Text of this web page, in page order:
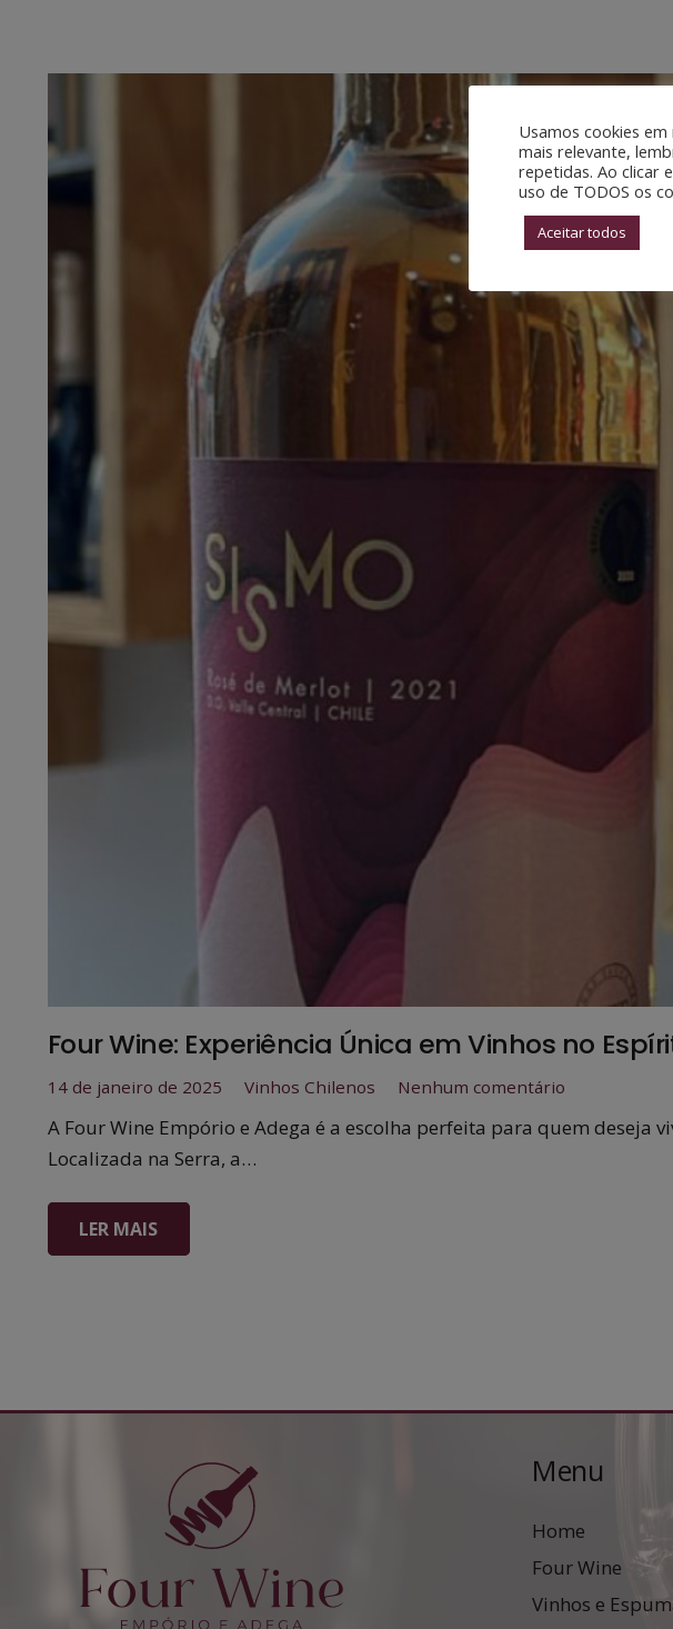
Four Wine: Experiência Única em Vinhos no
14 de janeiro de 2025 Vinhos Chilenos Nenhum comentário
A Four Wine Empório e Adega é a escolha perfeita para quem deseja
Localizada na Serra, a…
LER MAIS
Menu
Home
Four Wine
Vinhos e
Usamos cookies
mais relevante,
repetidas. Ao clicar
uso de TODOS os
Aceitar todos